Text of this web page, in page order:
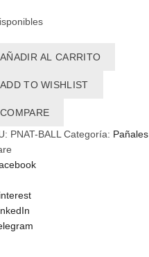
AÑADIR AL CARRITO
ADD TO WISHLIST
COMPARE
PNAT-BALL Categoría: Pañales